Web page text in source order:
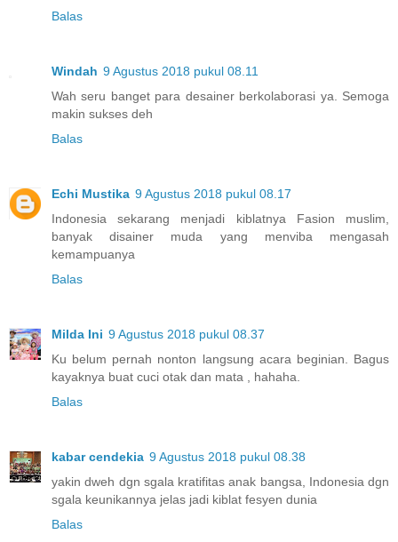
Balas
Windah 9 Agustus 2018 pukul 08.11
Wah seru banget para desainer berkolaborasi ya. Semoga
makin sukses deh
Balas
Echi Mustika 9 Agustus 2018 pukul 08.17
Indonesia sekarang menjadi kiblatnya Fasion muslim,
banyak disainer muda yang menviba mengasah
kemampuanya
Balas
Milda Ini 9 Agustus 2018 pukul 08.37
Ku belum pernah nonton langsung acara beginian. Bagus
kayaknya buat cuci otak dan mata , hahaha.
Balas
kabar cendekia 9 Agustus 2018 pukul 08.38
yakin dweh dgn sgala kratifitas anak bangsa, Indonesia dgn
sgala keunikannya jelas jadi kiblat fesyen dunia
Balas